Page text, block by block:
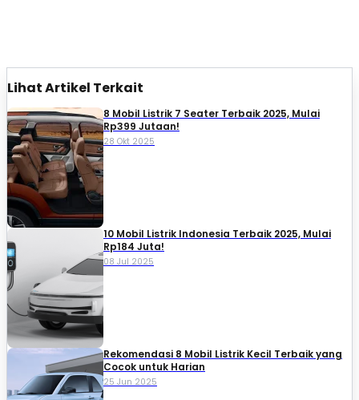
Lihat Artikel Terkait
8 Mobil Listrik 7 Seater Terbaik 2025, Mulai
Rp399 Jutaan!
28 Okt 2025
10 Mobil Listrik Indonesia Terbaik 2025, Mulai
Rp184 Juta!
08 Jul 2025
Rekomendasi 8 Mobil Listrik Kecil Terbaik yang
Cocok untuk Harian
25 Jun 2025